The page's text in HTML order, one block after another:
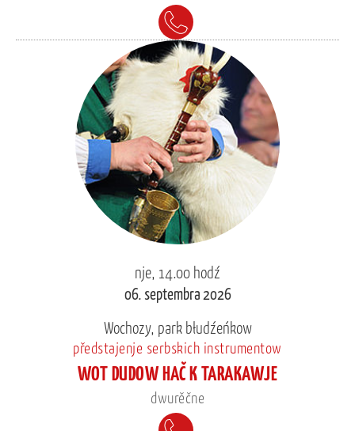
nje, 14.00 hodź
06. septembra 2026
Wochozy, park błudźeńkow
předstajenje serbskich instrumentow
WOT DUDOW HAČ K TARAKAWJE
dwurěčne